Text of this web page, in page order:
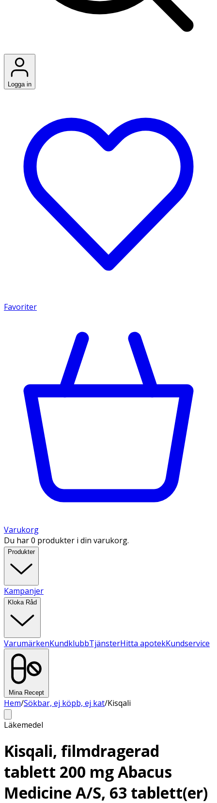
Logga in
Favoriter
Varukorg
Du har 0 produkter i din varukorg.
Produkter
Kampanjer
Kloka Råd
VarumärkenKundklubbTjänsterHitta apotekKundservice
Mina Recept
Hem/Sökbar, ej köpb, ej kat/Kisqali
Läkemedel
Kisqali, filmdragerad
tablett 200 mg Abacus
Medicine A/S, 63 tablett(er)